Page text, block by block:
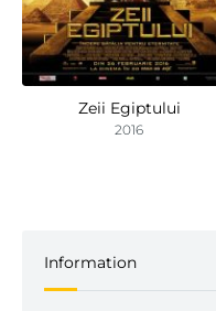
Zeii Egiptului
2016
Information